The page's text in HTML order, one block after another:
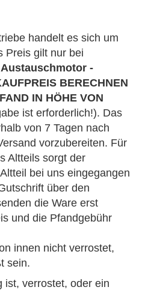
handelt es sich um
Preis gilt nur bei
Austauschmotor -
BERECHNEN
IN HÖHE VON
ist erforderlich!). Das
von 7 Tagen nach
vorzubereiten. Für
Altteils sorgt der
bei uns eingegangen
über den
die Ware erst
und die Pfandgebühr
innen nicht verrostet,
sein.
ist, verrostet, oder ein